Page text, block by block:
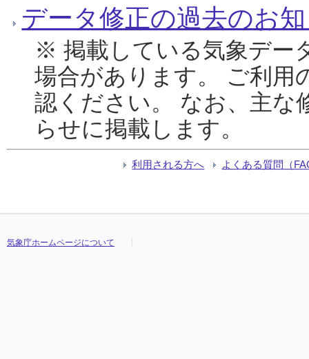
データ修正の過去のお
※ 掲載している気象デー
場合があります。 ご利用
認ください。 なお、主な
らせに掲載します。
利用される方へ よくある質問（
気象庁ホームページについて